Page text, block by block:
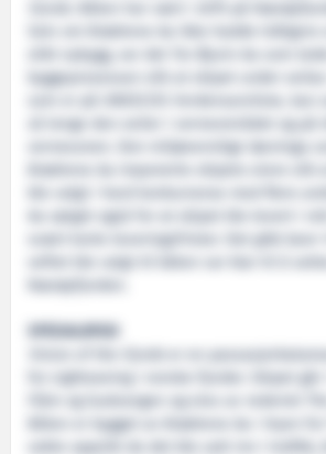
Selv om Brødrene Aa ikke hadde tidligere
slikt nybygg, var det Tor Øyvin Aa som
byggeprosessen slik at skipet under
så lenge den seiler i verneområdet og på
vernesonen. Den miljøvennlige løsninga
Brødrene Aa imponerte skipets eiere slik
ble valgt i hard konkurranse med flere
Aa sørget også for at skipet ble levert i
svært korte leveringsfrister. Det gikk bare
veftet ble valgt til båten var klar til å
Nærøyfjorden.
SPESIALBYGD
er en
for sightseeing i norske fjorder. Skipet
Flåm og Gudvangen og eies av rederiet
Båten er bygget av Brødrene Aa i Hyen for
vakte oppsikt da det ble satt inn i trafikk,